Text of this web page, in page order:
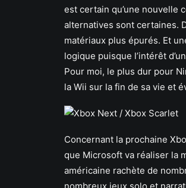
est certain qu’une nouvelle
alternatives sont certaines.
matériaux plus épurés. Et
logique puisque l’intérêt
Pour moi, le plus dur pour
la Wii sur la fin de sa vie et
Concernant la prochaine
que Microsoft va réaliser la
américaine rachète de